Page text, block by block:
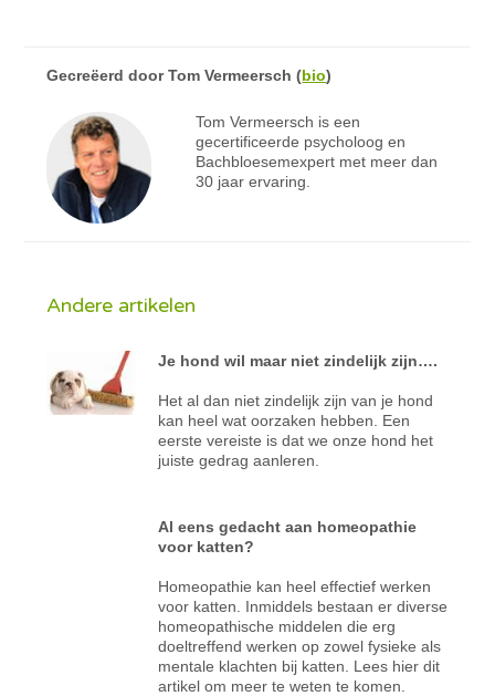
Gecreëerd doorTom Vermeersch (bio)
Tom Vermeersch is een
gecertificeerde psycholoog en
Bachbloesemexpert met meer dan
30 jaar ervaring.
Andere artikelen
Je hond wil maar niet zindelijk zijn….
Het al dan niet zindelijk zijn van je hond
kan heel wat oorzaken hebben. Een
eerste vereiste is dat we onze hond het
juiste gedrag aanleren.
Al eens gedacht aan homeopathie
voor katten?
Homeopathie kan heel effectief werken
voor katten. Inmiddels bestaan er diverse
homeopathische middelen die erg
doeltreffend werken op zowel fysieke als
mentale klachten bij katten. Lees hier dit
artikel om meer te weten te komen.